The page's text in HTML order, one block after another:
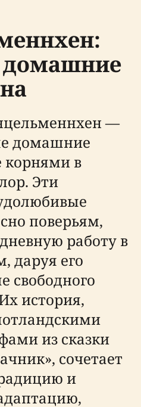
—
домашние
корнями в
Эти
поверьям,
работу в
даруя его
свободного
история,
из сказки
сочетает
и